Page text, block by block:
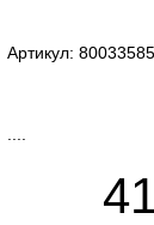
Артикул: